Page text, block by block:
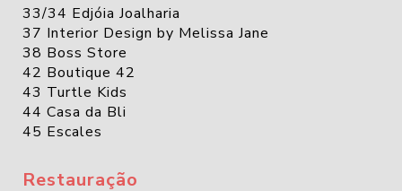
33/34 Edjóia Joalharia
37 Interior Design by Melissa Jane
38 Boss Store
42 Boutique 42
43 Turtle Kids
44 Casa da Bli
45 Escales
Restauração